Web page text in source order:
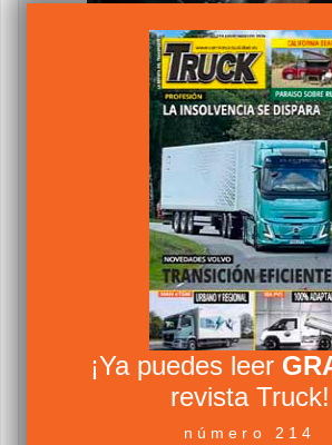
¡Ya puedes leer
revista Truck!
número 214